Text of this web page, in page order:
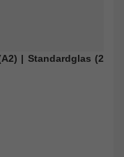
| Standardglas (2